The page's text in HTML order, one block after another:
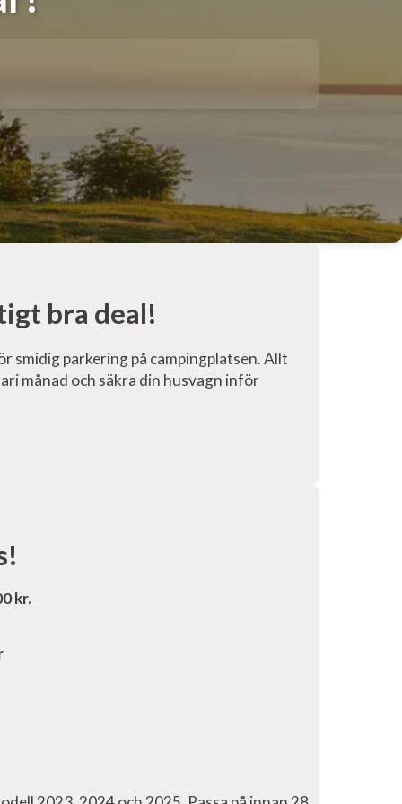
bra deal!
smidig parkering på campingplatsen. Allt
månad och säkra din husvagn inför
kr.